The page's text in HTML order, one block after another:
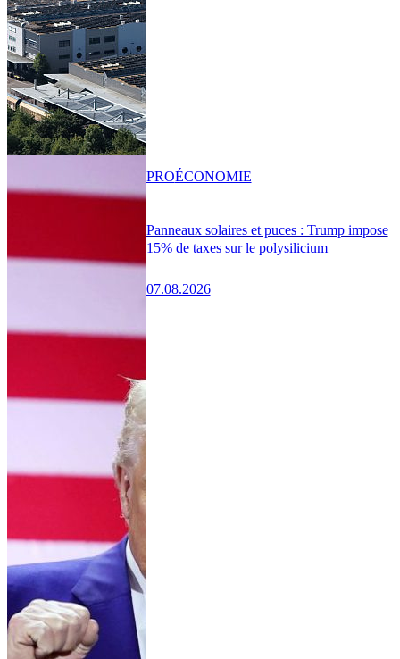
Panneaux solaires et puces : Trump impose
15% de taxes sur le polysilicium
07.08.2026
PROÉCONOMIE